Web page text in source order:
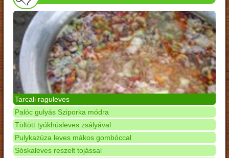
Tarcali raguleves
Palóc gulyás Sziporka módra
Töltött tyúkhúsleves zsályával
Pulykazúza leves mákos gombóccal
Sóskaleves reszelt tojással